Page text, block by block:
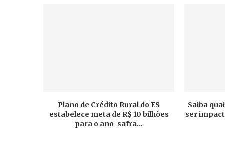
Plano de Crédito Rural do ES
estabelece meta de R$ 10 bilhões
para o ano-safra...
Saiba
ser